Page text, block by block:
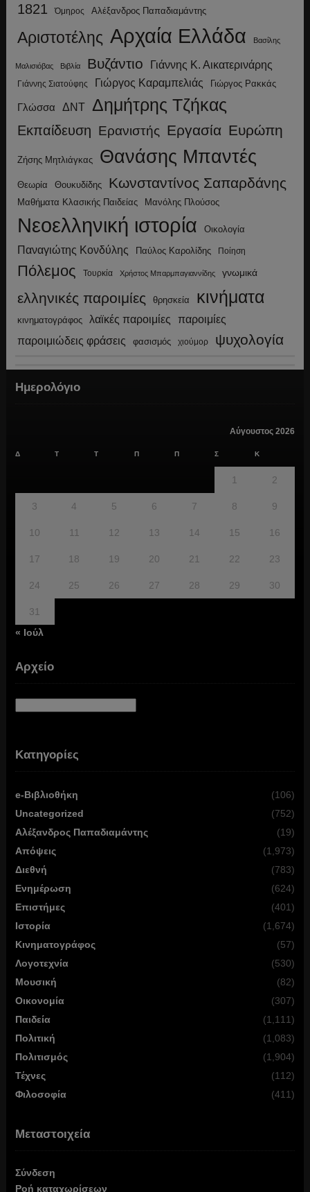
1821 Όμηρος Αλέξανδρος Παπαδιαμάντης
Αριστοτέλης Αρχαία Ελλάδα Βασίλης
Μαλισιόβας Βιβλία Βυζάντιο Γιάννης Κ. Αικατερινάρης
Γιάννης Σιατούφης Γιώργος Καραμπελιάς Γιώργος Ρακκάς
Γλώσσα ΔΝΤ Δημήτρης Τζήκας
Εκπαίδευση Ερανιστής Εργασία Ευρώπη
Ζήσης Μητλιάγκας Θανάσης Μπαντές
Θεωρία Θουκυδίδης Κωνσταντίνος Σαπαρδάνης
Μαθήματα Κλασικής Παιδείας Μανόλης Πλούσος
Νεοελληνική ιστορία Οικολογία
Παναγιώτης Κονδύλης Παύλος Καρολίδης Ποίηση
Πόλεμος Τουρκία Χρήστος Μπαρμπαγιαννίδης γνωμικά
ελληνικές παροιμίες θρησκεία κινήματα
κινηματογράφος λαϊκές παροιμίες παροιμίες
παροιμιώδεις φράσεις φασισμός χιούμορ ψυχολογία
Ημερολόγιο
Αύγουστος 2026
Δ Τ Τ Π Π Σ Κ
1 2
3 4 5 6 7 8 9
10 11 12 13 14 15 16
17 18 19 20 21 22 23
24 25 26 27 28 29 30
31
« Ιούλ
Αρχείο
Κατηγορίες
e-Βιβλιοθήκη
(106)
Uncategorized
(752)
Αλέξανδρος Παπαδιαμάντης
(19)
Απόψεις
(1,973)
Διεθνή
(783)
Ενημέρωση
(624)
Επιστήμες
(401)
Ιστορία
(1,674)
Κινηματογράφος
(57)
Λογοτεχνία
(530)
Μουσική
(82)
Οικονομία
(307)
Παιδεία
(1,111)
Πολιτική
(1,083)
Πολιτισμός
(1,904)
Τέχνες
(112)
Φιλοσοφία
(411)
Μεταστοιχεία
Σύνδεση
Ροή καταχωρίσεων